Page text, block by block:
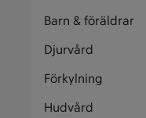
Barn & föräldrar
Djurvård
Förkylning
Hudvård